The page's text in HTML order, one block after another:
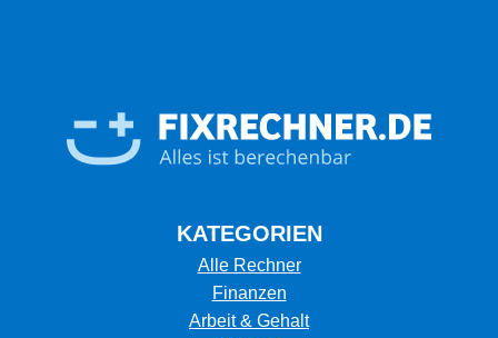
KATEGORIEN
Alle Rechner
Finanzen
Arbeit & Gehalt